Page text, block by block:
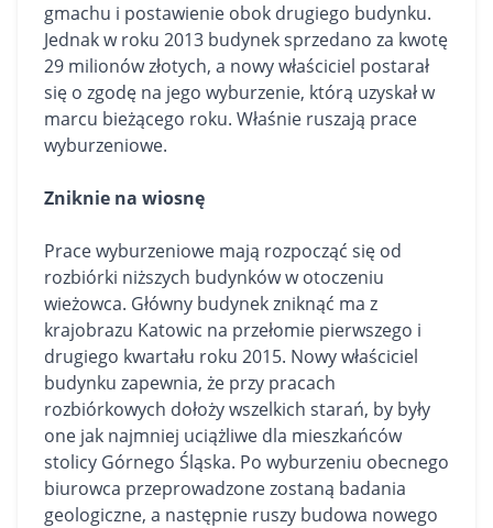
gmachu i postawienie obok drugiego budynku.
Jednak w roku 2013 budynek sprzedano za kwotę
29 milionów złotych, a nowy właściciel postarał
się o zgodę na jego wyburzenie, którą uzyskał w
marcu bieżącego roku. Właśnie ruszają prace
wyburzeniowe.
Zniknie na wiosnę
Prace wyburzeniowe mają rozpocząć się od
rozbiórki niższych budynków w otoczeniu
wieżowca. Główny budynek zniknąć ma z
krajobrazu Katowic na przełomie pierwszego i
drugiego kwartału roku 2015. Nowy właściciel
budynku zapewnia, że przy pracach
rozbiórkowych dołoży wszelkich starań, by były
one jak najmniej uciążliwe dla mieszkańców
stolicy Górnego Śląska. Po wyburzeniu obecnego
biurowca przeprowadzone zostaną badania
geologiczne, a następnie ruszy budowa nowego